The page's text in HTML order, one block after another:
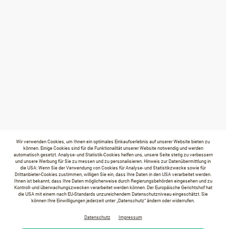
Wir verwenden Cookies, um Ihnen ein optimales Einkaufserlebnis auf unserer Website bieten zu
können. Einige Cookies sind für die Funktionalität unserer Website notwendig und werden
automatisch gesetzt. Analyse- und Statistik-Cookies helfen uns, unsere Seite stetig zu verbessern
und unsere Werbung für Sie zu messen und zu personalisieren. Hinweis zur Datenübermittlung in
die USA: Wenn Sie der Verwendung von Cookies für Analyse- und Statistikzwecke sowie für
Drittanbieter-Cookies zustimmen, willigen Sie ein, dass Ihre Daten in den USA verarbeitet werden.
Ihnen ist bekannt, dass Ihre Daten möglicherweise durch Regierungsbehörden eingesehen und zu
Kontroll- und überwachungszwecken verarbeitet werden können. Der Europäische Gerichtshof hat
die USA mit einem nach EU-Standards unzureichendem Datenschutzniveau eingeschätzt. Sie
können Ihre Einwilligungen jederzeit unter „Datenschutz“ ändern oder widerrufen.
Datenschutz Impressum